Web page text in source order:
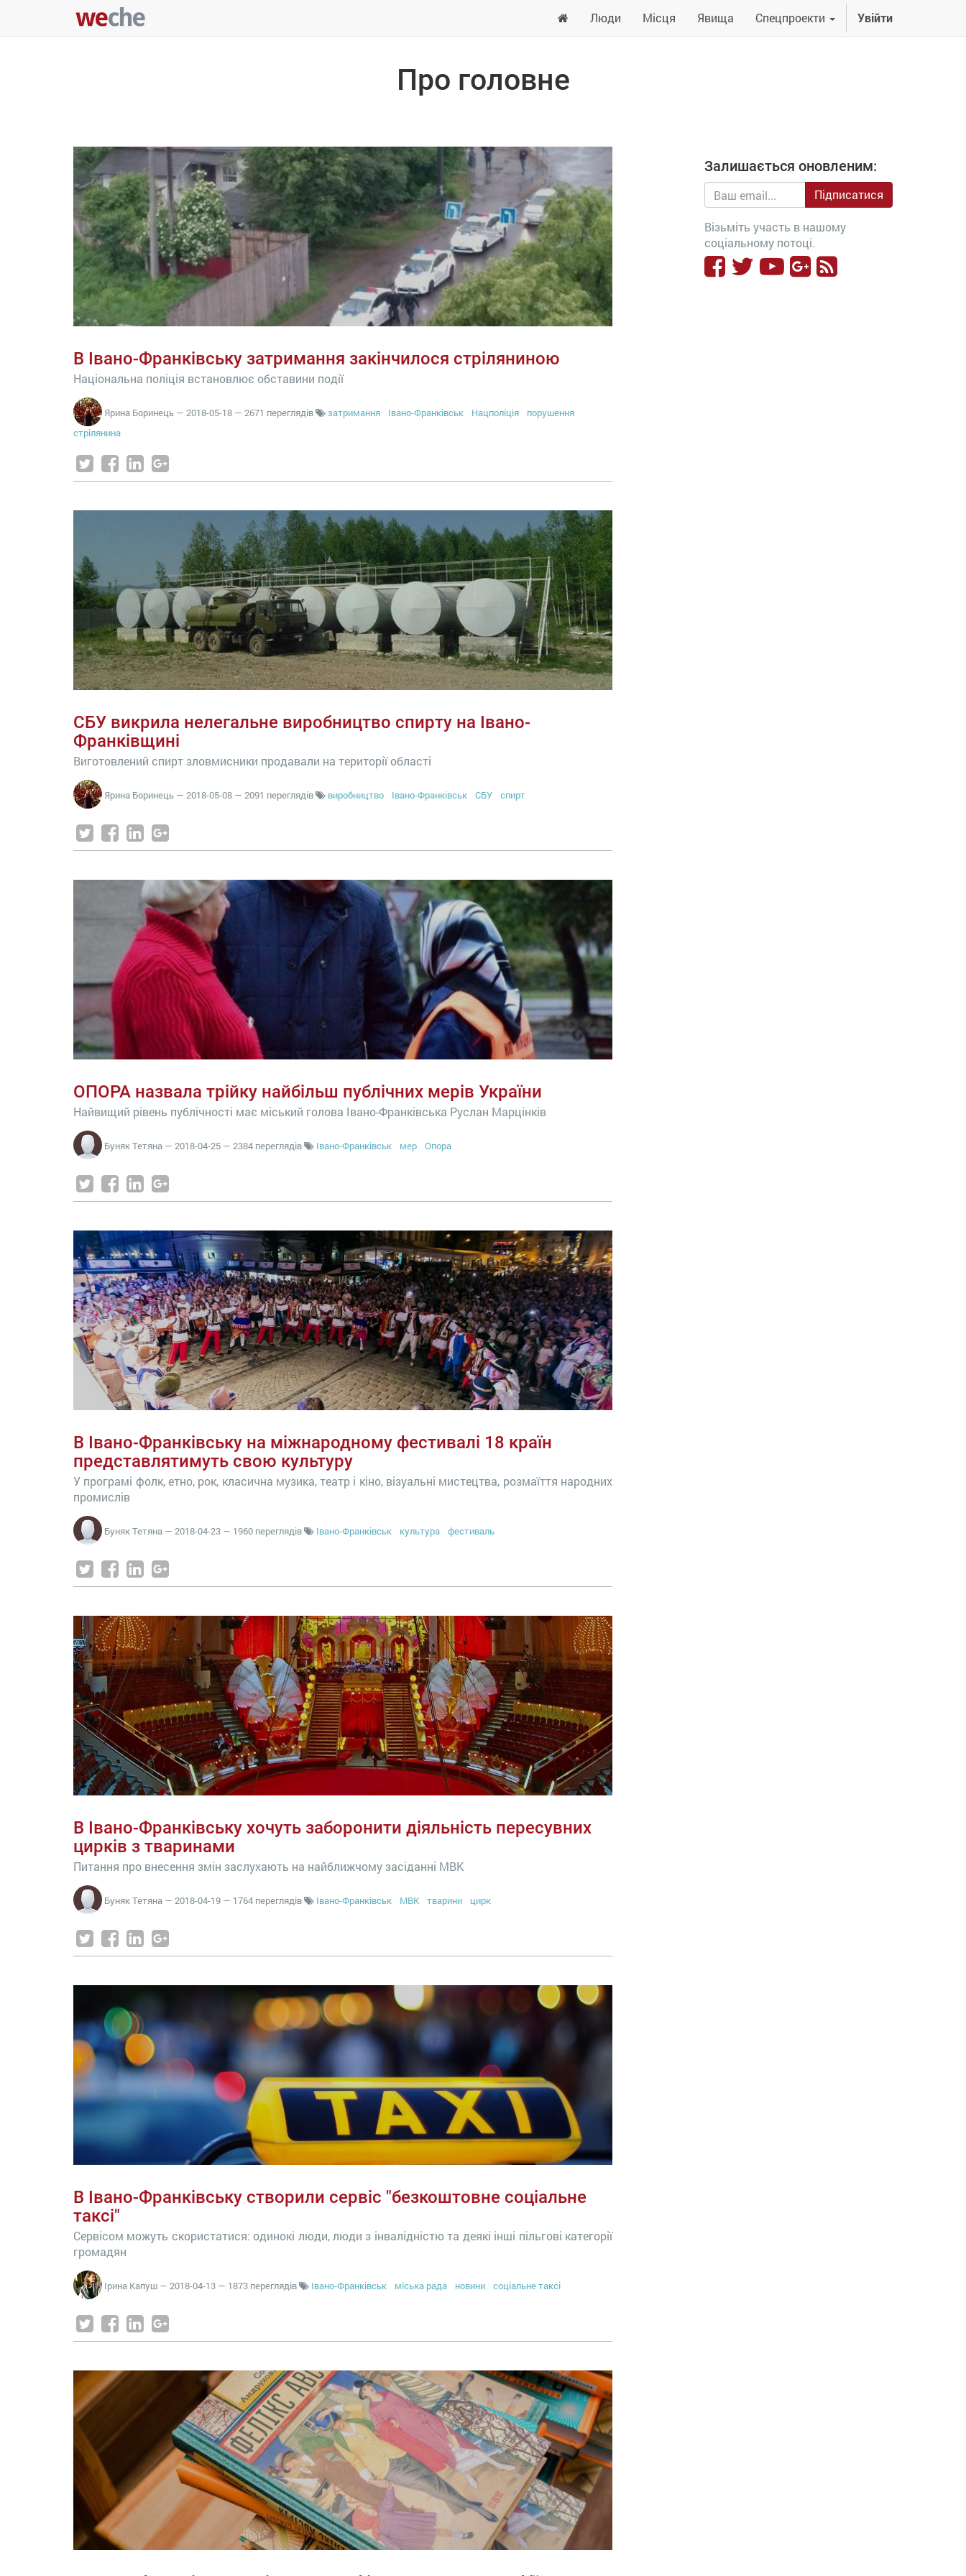
Люди Місця Явища Спецпроекти Увійти
Про головне
В Івано-Франківську затримання закінчилося стріляниною
Національна поліція встановлює обставини події
Ярина Боринець — 2018-05-18 — 2671 переглядів затримання Івано-Франківськ Нацполіція
порушення
стрілянина
СБУ викрила нелегальне виробництво спирту на Івано-
Франківщині
Виготовлений спирт зловмисники продавали на території області
Ярина Боринець — 2018-05-08 — 2091 переглядів виробництво Івано-Франківськ СБУ спирт
ОПОРА назвала трійку найбільш публічних мерів України
Найвищий рівень публічності має міський голова Івано-Франківська Руслан Марцінків
Буняк Тетяна — 2018-04-25 — 2384 переглядів Івано-Франківськ мер Опора
В Івано-Франківську на міжнародному фестивалі 18 країн
представлятимуть свою культуру
У програмі фолк, етно, рок, класична музика, театр і кіно, візуальні мистецтва, розмаїття народних
промислів
Буняк Тетяна — 2018-04-23 — 1960 переглядів Івано-Франківськ культура фестиваль
В Івано-Франківську хочуть заборонити діяльність пересувних
цирків з тваринами
Питання про внесення змін заслухають на найближчому засіданні МВК
Буняк Тетяна — 2018-04-19 — 1764 переглядів Івано-Франківськ МВК тварини цирк
В Івано-Франківську створили сервіс "безкоштовне соціальне
таксі"
Сервісом можуть скористатися: одинокі люди, люди з інвалідністю та деякі інші пільгові категорії
громадян
Ірина Капуш — 2018-04-13 — 1873 переглядів Івано-Франківськ міська рада новини соціальне таксі
Залишається оновленим:
Підписатися
Візьміть участь в нашому
соціальному потоці.